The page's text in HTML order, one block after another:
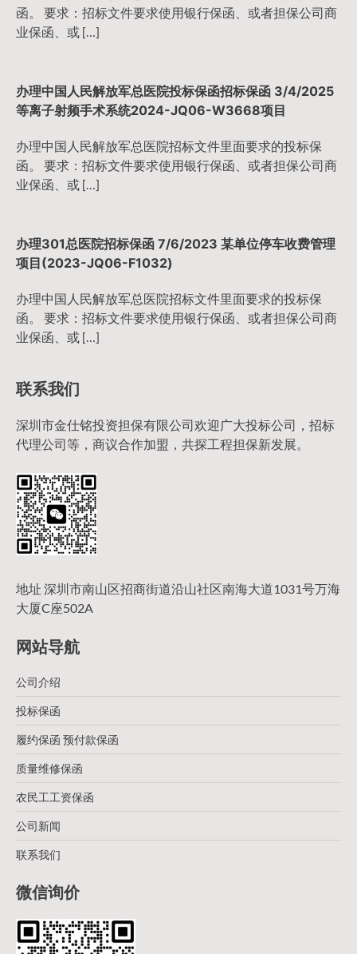
函。 要求：招标文件要求使用银行保函、或者担保公司商
业保函、或 […]
办理中国人民解放军总医院投标保函招标保函 3/4/2025
等离子射频手术系统2024-JQ06-W3668项目
办理中国人民解放军总医院招标文件里面要求的投标保
函。 要求：招标文件要求使用银行保函、或者担保公司商
业保函、或 […]
办理301总医院招标保函 7/6/2023 某单位停车收费管理
项目(2023-JQ06-F1032)
办理中国人民解放军总医院招标文件里面要求的投标保
函。 要求：招标文件要求使用银行保函、或者担保公司商
业保函、或 […]
联系我们
深圳市金仕铭投资担保有限公司欢迎广大投标公司，招标
代理公司等，商议合作加盟，共探工程担保新发展。
地址 深圳市南山区招商街道沿山社区南海大道1031号万海
大厦C座502A
网站导航
公司介绍
投标保函
履约保函 预付款保函
质量维修保函
农民工工资保函
公司新闻
联系我们
微信询价